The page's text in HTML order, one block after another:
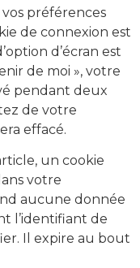
préférences
de connexion est
d’écran est
de moi », votre
pendant deux
de votre
effacé.
un cookie
votre
aucune donnée
l’identifiant de
Il expire au bout